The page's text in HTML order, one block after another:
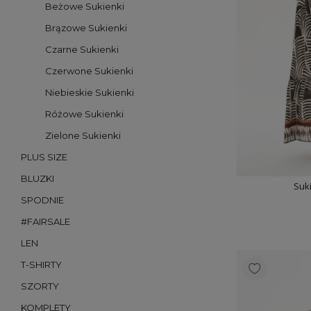
Beżowe Sukienki
Brązowe Sukienki
Czarne Sukienki
Czerwone Sukienki
Niebieskie Sukienki
Różowe Sukienki
Zielone Sukienki
PLUS SIZE
BLUZKI
SPODNIE
#FAIRSALE
LEN
T-SHIRTY
SZORTY
KOMPLETY